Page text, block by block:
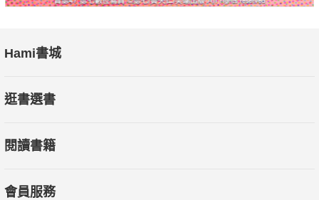
Hami書城
逛書選書
閱讀書籍
會員服務